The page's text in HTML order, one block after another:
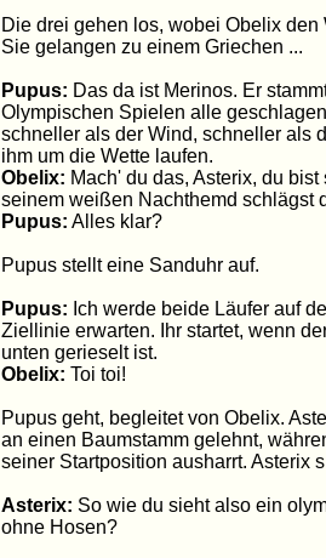
Die drei gehen los, wobei Obelix
Sie gelangen zu einem Griechen ...
Pupus: Das da ist Merinos. Er
Olympischen Spielen alle
schneller als der Wind, schneller als
ihm um die Wette laufen.
Obelix: Mach' du das, Asterix, du
seinem weißen Nachthemd schlägst
Pupus: Alles klar?
Pupus stellt eine Sanduhr auf.
Pupus: Ich werde beide Läufer auf
Ziellinie erwarten. Ihr startet, wenn
unten gerieselt ist.
Obelix: Toi toi!
Pupus geht, begleitet von Obelix.
an einen Baumstamm gelehnt,
seiner Startposition ausharrt. Asterix
Asterix: So wie du sieht also ein
ohne Hosen?